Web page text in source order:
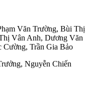
Văn Trường, Bùi Thị
Vân Anh, Dương Văn
Cường, Trần Gia Bảo
, Nguyễn Chiến